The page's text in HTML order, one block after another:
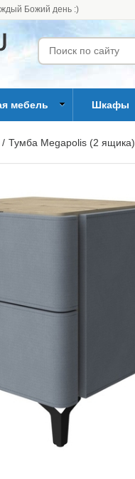
Божий день :)
мебель Шкафы
/ Тумба Megapolis (2 ящика)